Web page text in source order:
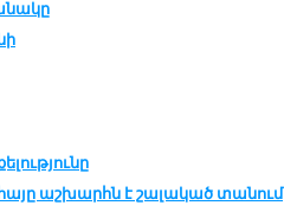
աշ­խարհն է շա­լա­կած տա­նում